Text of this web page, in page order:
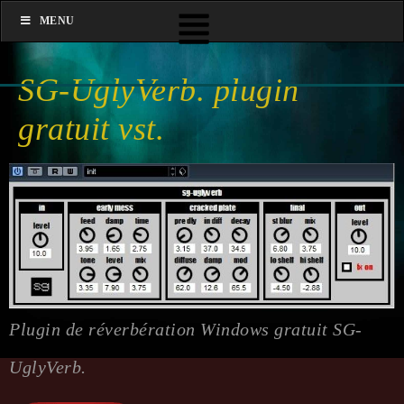
SG-UglyVerb. plugin
gratuit vst.
Plugin de réverbération Windows gratuit SG-
UglyVerb.
MENU